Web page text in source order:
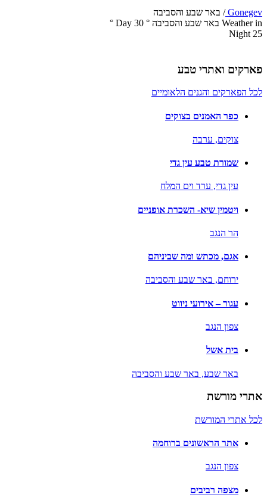
Gonegev
/ באר שבע והסביבה
Weather in באר שבע והסביבה
°
30
Day
°
25
Night
פארקים ואתרי טבע
לכל הפארקים והגנים הלאומיים
כפר האמנים בצוקים
צוקים, ערבה
שמורת טבע עין גדי
עין גדי, ערד וים המלח
ויטמין שיא- השכרת אופניים
הר הנגב
אגם, מכתש ומה שביניהם
ירוחם, באר שבע והסביבה
עגור – אירועי ניווט
צפון הנגב
בית אשל
באר שבע, באר שבע והסביבה
אתרי מורשת
לכל אתרי המורשת
אתר הראשונים ברוחמה
צפון הנגב
מצפה רביבים